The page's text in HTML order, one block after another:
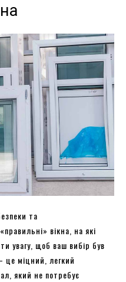
та
вікна, на які
увагу, щоб ваш вибір був
міцний, легкий
який не потребує